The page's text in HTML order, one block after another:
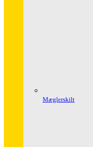
Mæglerskilt